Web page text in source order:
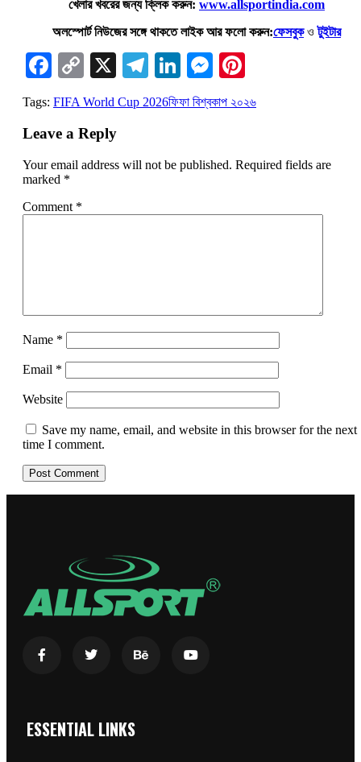
খেলার খবরের জন্য ক্লিক করুন: www.allsportindia.com
অলস্পোর্ট নিউজের সঙ্গে থাকতে লাইক আর ফলো করুন:ফেসবুকওটুইটার
Facebook
Copy
Link
X Telegram
LinkedIn
Messenger
Tags: FIFA World Cup 2026ফিফা বিশ্বকাপ ২০২৬
Leave a Reply
Your email address will not be published. Required fields are
marked *
Comment *
Name *
Email *
Website
Save my name, email, and website in this browser for the next
time I comment.
ESSENTIAL LINKS